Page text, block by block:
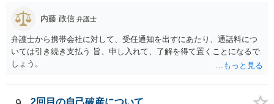
内藤 政信 弁護士
弁護士から携帯会社に対して、受任通知を出すにあたり、通話料につ
いては引き続き支払う 旨、申し入れて、了解を得て置くことになるで
しょう。
2回目の自己破産について